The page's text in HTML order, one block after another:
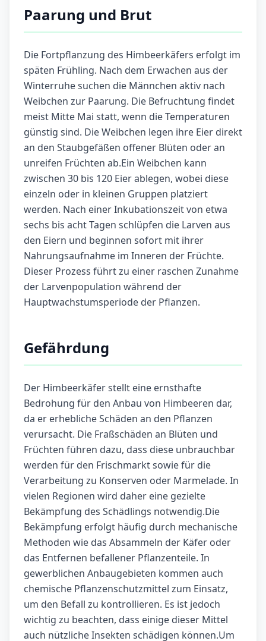
Paarung und Brut
Die Fortpflanzung des Himbeerkäfers erfolgt im
späten Frühling. Nach dem Erwachen aus der
Winterruhe suchen die Männchen aktiv nach
Weibchen zur Paarung. Die Befruchtung findet
meist Mitte Mai statt, wenn die Temperaturen
günstig sind. Die Weibchen legen ihre Eier direkt
an den Staubgefäßen offener Blüten oder an
unreifen Früchten ab.Ein Weibchen kann
zwischen 30 bis 120 Eier ablegen, wobei diese
einzeln oder in kleinen Gruppen platziert
werden. Nach einer Inkubationszeit von etwa
sechs bis acht Tagen schlüpfen die Larven aus
den Eiern und beginnen sofort mit ihrer
Nahrungsaufnahme im Inneren der Früchte.
Dieser Prozess führt zu einer raschen Zunahme
der Larvenpopulation während der
Hauptwachstumsperiode der Pflanzen.
Gefährdung
Der Himbeerkäfer stellt eine ernsthafte
Bedrohung für den Anbau von Himbeeren dar,
da er erhebliche Schäden an den Pflanzen
verursacht. Die Fraßschäden an Blüten und
Früchten führen dazu, dass diese unbrauchbar
werden für den Frischmarkt sowie für die
Verarbeitung zu Konserven oder Marmelade. In
vielen Regionen wird daher eine gezielte
Bekämpfung des Schädlings notwendig.Die
Bekämpfung erfolgt häufig durch mechanische
Methoden wie das Absammeln der Käfer oder
das Entfernen befallener Pflanzenteile. In
gewerblichen Anbaugebieten kommen auch
chemische Pflanzenschutzmittel zum Einsatz,
um den Befall zu kontrollieren. Es ist jedoch
wichtig zu beachten, dass einige dieser Mittel
auch nützliche Insekten schädigen können.Um